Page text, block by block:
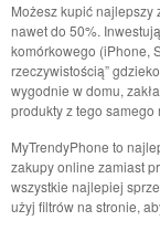
Możesz kupić najlepszy
nawet do 50%.
komórkowego (iPhone,
rzeczywistością”
wygodnie w domu,
produkty z tego samego
MyTrendyPhone to
zakupy online zamiast
wszystkie najlepiej
użyj filtrów na stronie,